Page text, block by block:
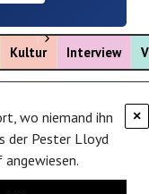
Kultur
Menü öffnen
Interview
×
wo niemand ihn
der Pester Lloyd